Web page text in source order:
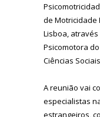
de Motricidade
Lisboa, através
Psicomotora
Ciências
A reunião vai
especialistas
estrangeiros,